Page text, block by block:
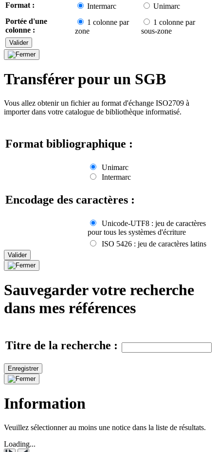
Format : Intermarc
Unimarc
Portée d'une
colonne :
1 colonne par
zone
1 colonne par
sous-zone
Transférer pour un SGB
Vous allez obtenir un fichier au format d'échange ISO2709 à
importer dans votre catalogue de bibliothèque informatisé.
Format bibliographique :
Unimarc
Intermarc
Encodage des caractères :
Unicode-UTF8 : jeu de caractères
pour tous les systèmes d'écriture
ISO 5426 : jeu de caractères latins
Sauvegarder votre recherche
dans mes références
Titre de la recherche :
Information
Veuillez sélectionner au moins une notice dans la liste de résultats.
Loading...